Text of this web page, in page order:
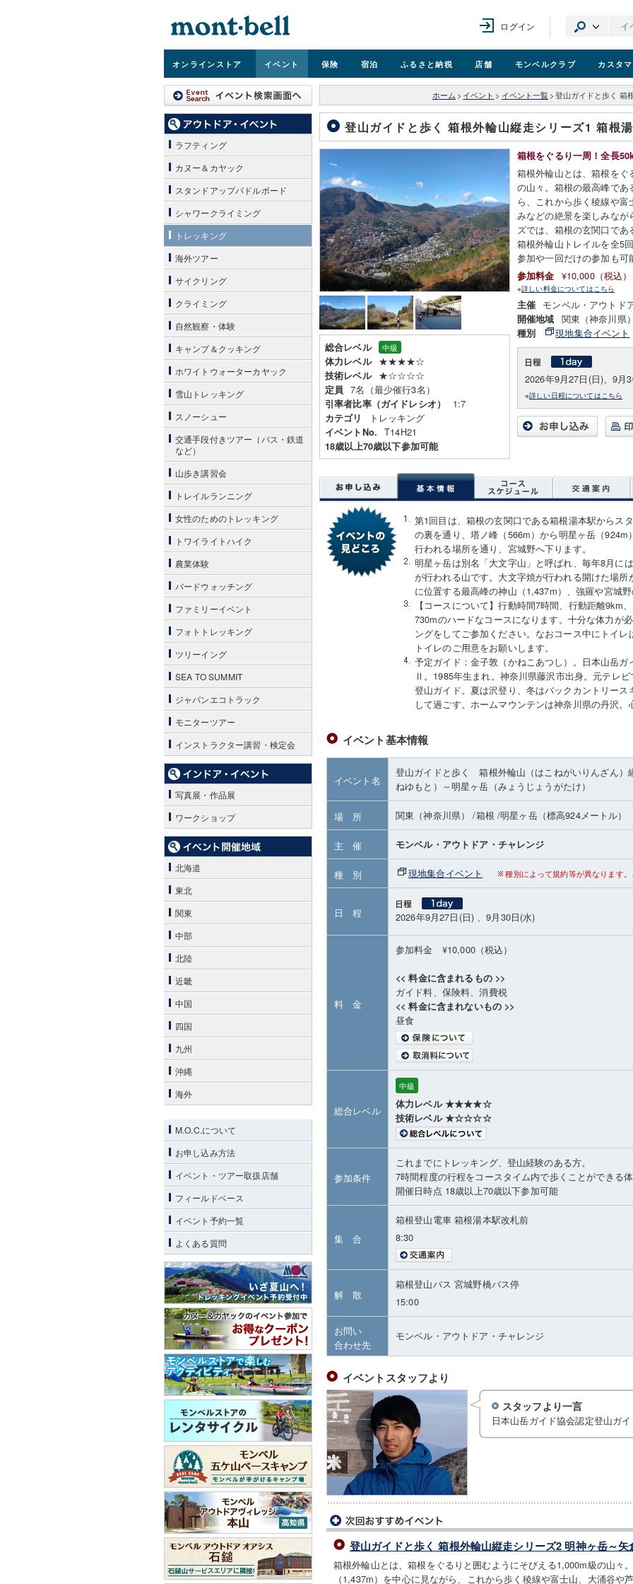
ログイン
オンラインストア イベント 保険 宿泊 ふるさと納税 店舗 モンベルクラブ カスタ
ホーム > イベント > イベント一覧 > 登山ガイドと歩く 箱
登山ガイドと歩く 箱根外輪山縦走シリーズ1 箱根
総合レベル 中級
体力レベル ★★★★☆
技術レベル ★☆☆☆☆
定員 7名（最少催行3名）
引率者比率（ガイドレシオ） 1:7
カテゴリ トレッキング
イベントNo. T14H21
18歳以上70歳以下参加可能
箱根をぐるり一周！全長
箱根外輪山とは、箱根をぐ
の山々。箱根の最高峰で
ら、これから歩く稜線や
みなどの絶景を楽しみな
ズでは、箱根の玄関口で
箱根外輪山トレイルを全5
参加や一回だけの参加も可
参加料金 ¥10,000（税込）
※詳しい料金についてはこちら
主催 モンベル・アウトド
開催地域 関東（神奈川県）
種別 現地集合イベント
2026年9月27日(日)、9月
※詳しい日程についてはこちら
第1回目は、箱根の玄関口である箱根湯本駅からス
の裏を通り、塔ノ峰（566m）から明星ヶ岳（
行われる場所を通り、宮城野へ下ります。
明星ヶ岳は別名「大文字山」と呼ばれ、毎年8月に
が行われる山です。大文字焼が行われる開けた場
に位置する最高峰の神山（1,437m）、強羅や宮城野
【コースについて】行動時間7時間、行動距離9km
730mのハードなコースになります。十分な体力が
ングをしてご参加ください。なおコース中にトイ
トイレのご用意をお願いします。
予定ガイド：金子敦（かねこあつし）。日本山岳
Ⅱ。1985年生まれ。神奈川県藤沢市出身。元テレ
登山ガイド。夏は沢登り、冬はバックカントリー
して過ごす。ホームマウンテンは神奈川県の丹沢。
イベント基本情報
イベント名
登山ガイドと歩く 箱根外輪山（はこねがいりんざん
ねゆもと）～明星ヶ岳（みょうじょうがたけ）
場 所 関東（神奈川県） /箱根 /明星ヶ岳（標高924メートル）
主 催 モンベル・アウトドア・チャレンジ
種 別 現地集合イベント 種別によって規約等が異なります
日 程 2026年9月27日(日) 、9月30日(水)
料 金
参加料金 ¥10,000（税込）
<< 料金に含まれるもの >>
ガイド料、保険料、消費税
<< 料金に含まれないもの >>
昼食
総合レベル
中級
体力レベル ★★★★☆
技術レベル ★☆☆☆☆
参加条件
これまでにトレッキング、登山経験のある方。
7時間程度の行程をコースタイム内で歩くことができる体
開催日時点 18歳以上70歳以下参加可能
集 合
箱根登山電車 箱根湯本駅改札前
8:30
解 散
箱根登山バス 宮城野橋バス停
15:00
お問い
合わせ先
モンベル・アウトドア・チャレンジ
イベントスタッフより
スタッフより一言
日本山岳ガイド協会認定登山ガイ
登山ガイドと歩く 箱根外輪山縦走シリーズ2 明神ヶ岳～矢
箱根外輪山とは、箱根をぐるりと囲むようにそびえる1,000m級の山々
（1,437m）を中心に見ながら、これから歩く稜線や富士山、大涌谷や
ラフティング
カヌー＆カヤック
スタンドアップパドルボード
シャワークライミング
トレッキング
海外ツアー
サイクリング
クライミング
自然観察・体験
キャンプ＆クッキング
ホワイトウォーターカヤック
雪山トレッキング
スノーシュー
交通手段付きツアー（バス・鉄道
など）
山歩き講習会
トレイルランニング
女性のためのトレッキング
トワイライトハイク
農業体験
バードウォッチング
ファミリーイベント
フォトトレッキング
ツリーイング
SEA TO SUMMIT
ジャパンエコトラック
モニターツアー
インストラクター講習・検定会
写真展・作品展
ワークショップ
北海道
東北
関東
中部
北陸
近畿
中国
四国
九州
沖縄
海外
M.O.C.について
お申し込み方法
イベント・ツアー取扱店舗
フィールドベース
イベント予約一覧
よくある質問